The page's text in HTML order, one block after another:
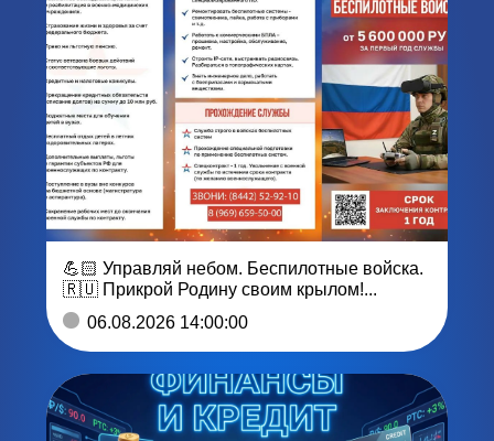
💪🏻 Управляй небом. Беспилотные войска.
🇷🇺 Прикрой Родину своим крылом!...
06.08.2026 14:00:00